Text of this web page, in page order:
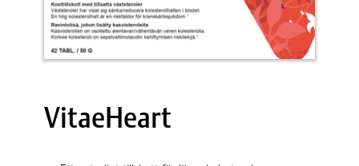
VitaeHeart